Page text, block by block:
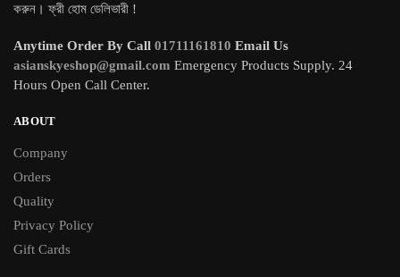
করুন। ফ্রী হোম ডেলিভারী !
Anytime Order By Call 01711161810 Email Us
asianskyeshop@gmail.com Emergency Products Supply. 24
Hours Open Call Center.
ABOUT
Company
Orders
Quality
Privacy Policy
Gift Cards